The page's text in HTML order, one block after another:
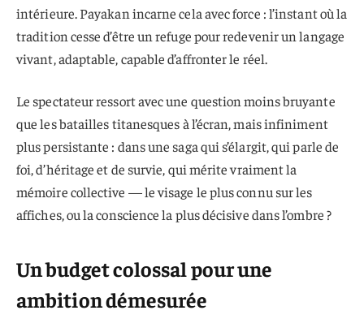
intérieure. Payakan incarne cela avec force : l’instant où la
tradition cesse d’être un refuge pour redevenir un langage
vivant, adaptable, capable d’affronter le réel.
Le spectateur ressort avec une question moins bruyante
que les batailles titanesques à l’écran, mais infiniment
plus persistante : dans une saga qui s’élargit, qui parle de
foi, d’héritage et de survie, qui mérite vraiment la
mémoire collective — le visage le plus connu sur les
affiches, ou la conscience la plus décisive dans l’ombre ?
Un budget colossal pour une
ambition démesurée